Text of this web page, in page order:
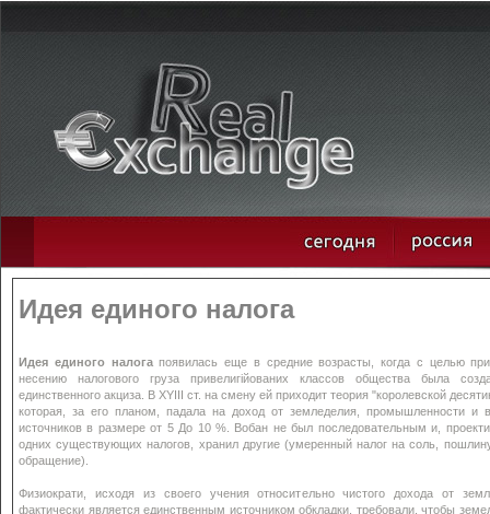
Идея единого налога
Идея единого налогапоявилась еще в средние возрасты, когда с целью
несению налогового груза привелигійованих классов общества была
единственного акциза. В XYIII ст. на смену ей приходит теория "королевской
которая, за его планом, падала на доход от земледелия, промышленности и
источников в размере от 5 До 10 %. Вобан не был последовательным и,
одних существующих налогов, хранил другие (умеренный налог на соль,
обращение).
Физиократи, исходя из своего учения относительно чистого дохода от
фактически является единственным источником обкладки, требовали, чтобы